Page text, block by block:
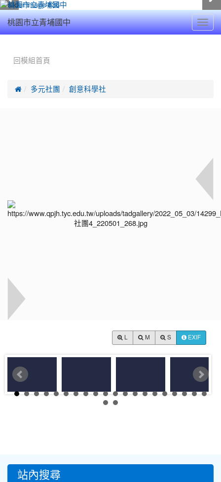
桃園市立青埔國中
回模組首頁
 多元社團 創意科學社
M S EXIF
::: 站內搜尋